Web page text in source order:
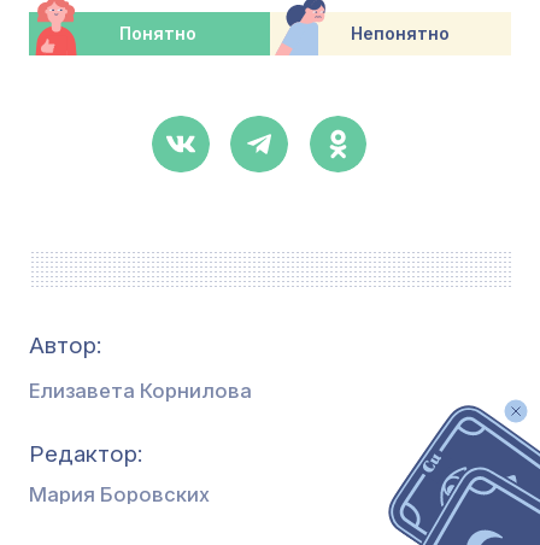
Понятно Непонятно
Автор:
Елизавета Корнилова
Редактор
Мария Боровских